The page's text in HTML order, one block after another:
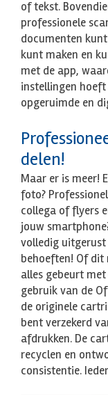
of tekst.
professionele
documenten
kunt maken en
met de app,
instellingen hoeft
opgeruimde en
delen!
Maar er is meer!
foto?
collega of flyers
jouw
volledig
behoeften! Of dit
alles gebeurt
gebruik van de
de originele
bent verzekerd
afdrukken. De
recyclen en
consistentie.